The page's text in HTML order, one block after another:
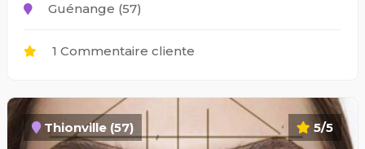
Guénange (57)
1 Commentaire cliente
5/5
Thionville (57)